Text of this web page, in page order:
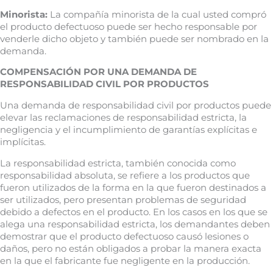
Minorista: La compañía minorista de la cual usted compró
el producto defectuoso puede ser hecho responsable por
venderle dicho objeto y también puede ser nombrado en la
demanda.
COMPENSACIÓN POR UNA DEMANDA DE
RESPONSABILIDAD CIVIL POR PRODUCTOS
Una demanda de responsabilidad civil por productos puede
elevar las reclamaciones de responsabilidad estricta, la
negligencia y el incumplimiento de garantías explícitas e
implícitas.
La responsabilidad estricta, también conocida como
responsabilidad absoluta, se refiere a los productos que
fueron utilizados de la forma en la que fueron destinados a
ser utilizados, pero presentan problemas de seguridad
debido a defectos en el producto. En los casos en los que se
alega una responsabilidad estricta, los demandantes deben
demostrar que el producto defectuoso causó lesiones o
daños, pero no están obligados a probar la manera exacta
en la que el fabricante fue negligente en la producción.